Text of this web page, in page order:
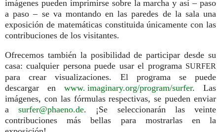
imágenes pueden imprimirse sobre la marcha y así – paso
a paso – se va montando en las paredes de la sala una
exposición de matemáticas constituida únicamente con las
contribuciones de los visitantes.
Ofrecemos también la posibilidad de participar desde su
casa: cualquier persona puede usar el programa SURFER
para crear visualizaciones. El programa se puede
descargar en www. imaginary.org/program/surfer. Las
imágenes, con las fórmulas respectivas, se pueden enviar
asurfer@phaeno.de. ¡Se seleccionarán las veinte
contribuciones más bellas para mostrarlas en la